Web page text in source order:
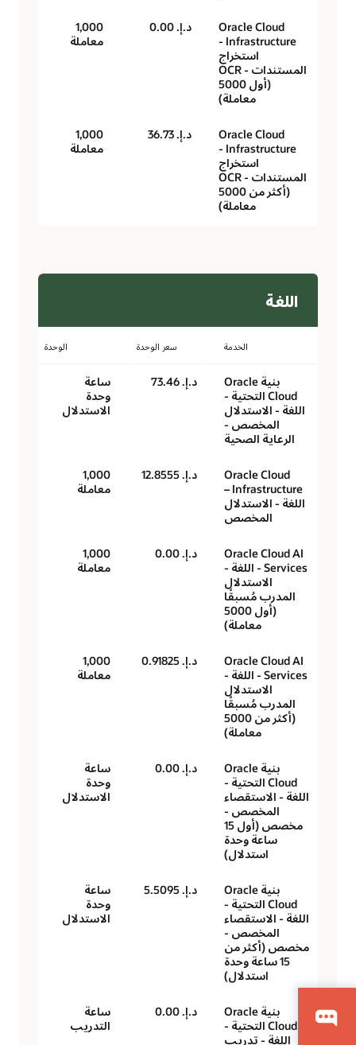
Oracle Cloud
Infrastructure -
استخراج
المستندات - OCR
(أول 5000
معاملة)
د.إ.‏ 0.00
1,000
معاملة
Oracle Cloud
Infrastructure -
استخراج
المستندات - OCR
(أكثر من 5000
معاملة)
د.إ.‏ 36.73
1,000
معاملة
اللغة
الخدمة سعر الوحدة الوحدة
بنية Oracle
Cloud التحتية -
اللغة - الاستدلال
المخصص -
الرعاية الصحية
د.إ.‏ 73.46
ساعة
وحدة
الاستدلال
Oracle Cloud
Infrastructure –
اللغة - الاستدلال
المخصص
د.إ.‏ 12.8555
1,000
معاملة
Oracle Cloud AI
Services - اللغة -
الاستدلال
المدرب مُسبقًا
(أول 5000
معاملة)
د.إ.‏ 0.00
1,000
معاملة
Oracle Cloud AI
Services - اللغة -
الاستدلال
المدرب مُسبقًا
(أكثر من 5000
معاملة)
د.إ.‏ 0.91825
1,000
معاملة
بنية Oracle
Cloud التحتية -
اللغة - الاستقصاء
المخصص -
مخصص (أول 15
ساعة وحدة
استدلال)
د.إ.‏ 0.00
ساعة
وحدة
الاستدلال
بنية Oracle
Cloud التحتية -
اللغة - الاستقصاء
المخصص -
مخصص (أكثر من
15 ساعة وحدة
استدلال)
د.إ.‏ 5.5095
ساعة
وحدة
الاستدلال
بنية Oracle
Cloud التحتية -
اللغة - تدريب
د.إ.‏ 0.00
ساعة
التدريب